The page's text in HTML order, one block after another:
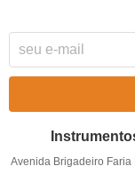
Avenida Brigadeiro Faria